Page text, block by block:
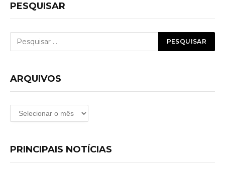
PESQUISAR
ARQUIVOS
Arquivos
PRINCIPAIS NOTÍCIAS